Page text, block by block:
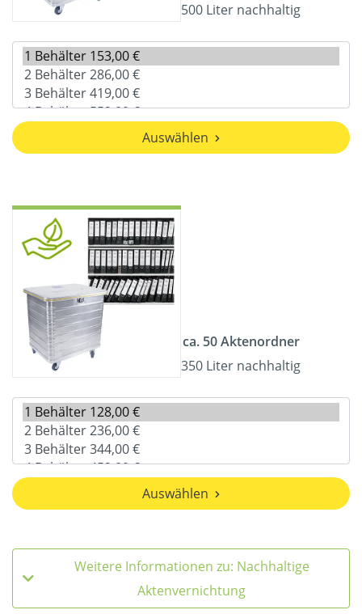
500 Liter nachhaltig
Auswählen
ca. 50 Aktenordner
350 Liter nachhaltig
Auswählen
Weitere Informationen zu: Nachhaltige
Aktenvernichtung